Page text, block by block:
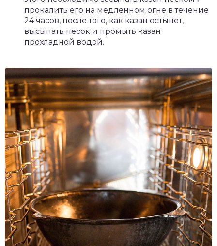
прокалить его на медленном огне в течение
24 часов, после того, как казан остынет,
высыпать песок и промыть казан
прохладной водой.